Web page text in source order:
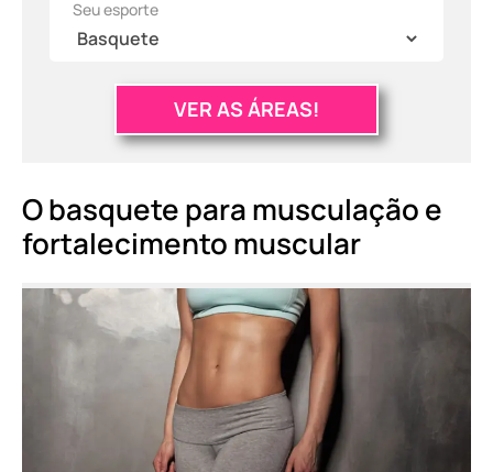
Seu esporte
VER AS ÁREAS!
O basquete para musculação e
fortalecimento muscular